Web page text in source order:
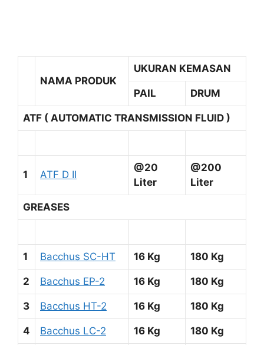
NAMA PRODUK
UKURAN KEMASAN
PAIL DRUM
ATF ( AUTOMATIC TRANSMISSION FLUID )
1 ATF D II
@20
Liter
@200
Liter
GREASES
1 Bacchus SC-HT 16 Kg 180 Kg
2 Bacchus EP-2 16 Kg 180 Kg
3 Bacchus HT-2 16 Kg 180 Kg
4 Bacchus LC-2 16 Kg 180 Kg